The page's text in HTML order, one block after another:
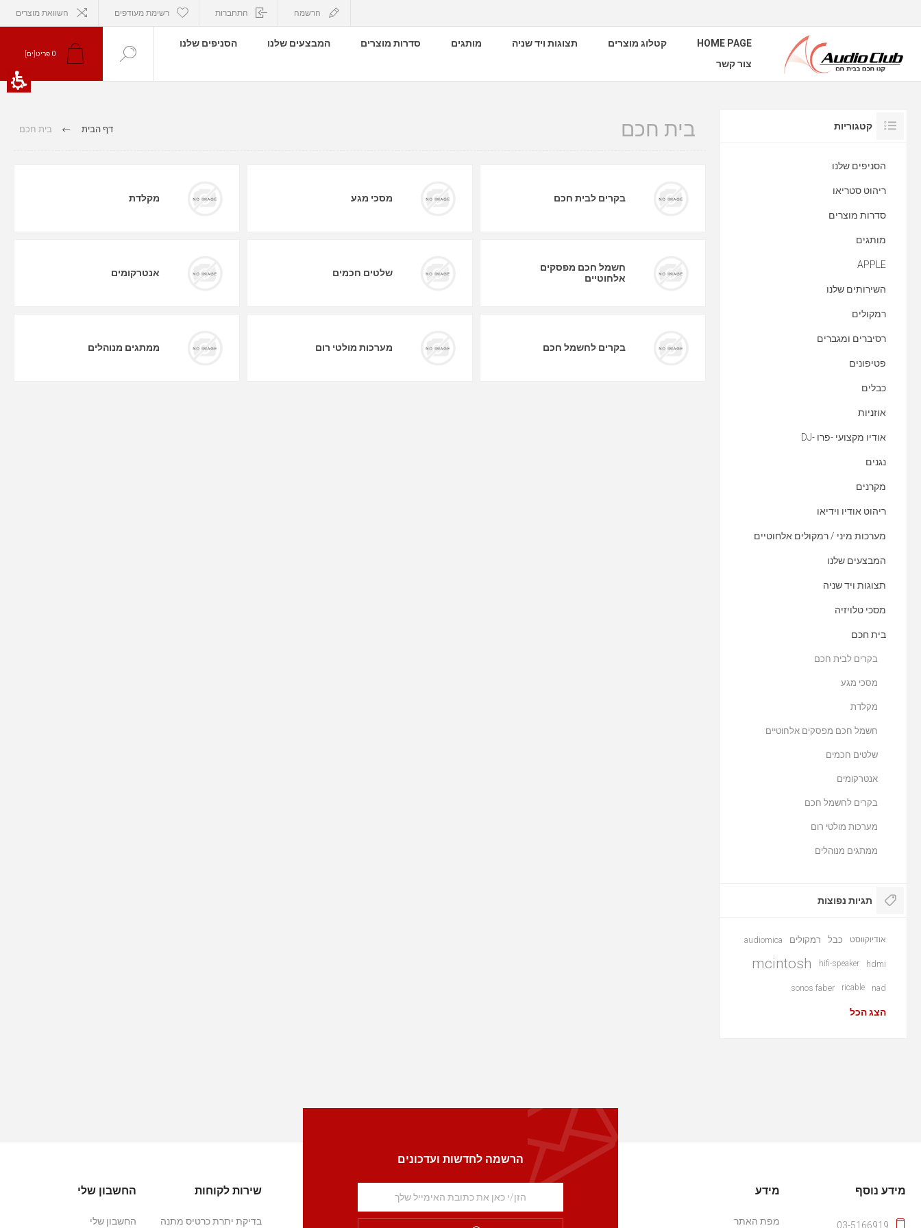
הרשמה התחברות רשימת מעודפים השוואת מוצרים
HOME PAGE קטלוג מוצרים תצוגות ויד שניה מותגים סדרות מוצרים המבצעים שלנו
הסניפים שלנו
צור קשר
0 פריט[ים]
דף הבית בית חכם בית חכם
בקרים לבית חכם מסכי מגע מקלדת
חשמל חכם מפסקים
אלחוטיים
שלטים חכמים אנטרקומים
בקרים לחשמל חכם מערכות מולטי רום ממתגים מנוהלים
קטגוריות
הסניפים שלנו
ריהוט סטריאו
סדרות מוצרים
מותגים
APPLE
השירותים שלנו
רמקולים
רסיברים ומגברים
פטיפונים
כבלים
אוזניות
אודיו מקצועי -פרו -DJ
נגנים
מקרנים
ריהוט אודיו וידיאו
מערכות מיני / רמקולים אלחוטיים
המבצעים שלנו
תצוגות ויד שניה
מסכי טלויזיה
בית חכם
בקרים לבית חכם
מסכי מגע
מקלדת
חשמל חכם מפסקים אלחוטיים
שלטים חכמים
אנטרקומים
בקרים לחשמל חכם
מערכות מולטי רום
ממתגים מנוהלים
תגיות נפוצות
אודיוקווסט כבל רמקולים audiomica
hdmi
hifi-speaker
mcintosh
nad
ricable
sonos faber
הצג הכל
הרשמה לחדשות ועדכונים
מידע נוסף
03-5166919
מידע
מפת האתר
שירות לקוחות
בדיקת יתרת כרטיס מתנה
החשבון שלי
החשבון שלי